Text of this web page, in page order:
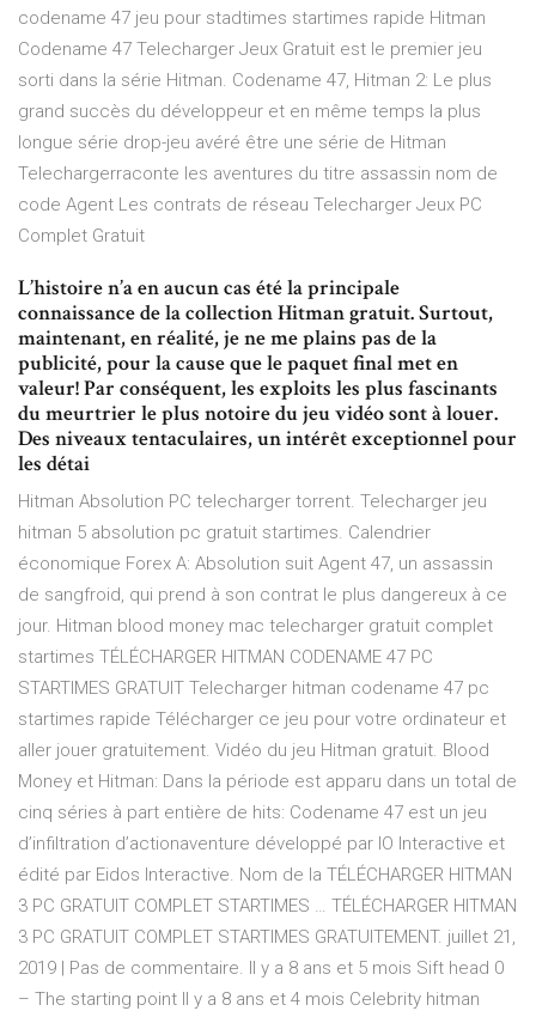
codename 47 jeu pour stadtimes startimes rapide Hitman
Codename 47 Telecharger Jeux Gratuit est le premier jeu
sorti dans la série Hitman. Codename 47, Hitman 2: Le plus
grand succès du développeur et en même temps la plus
longue série drop-jeu avéré être une série de Hitman
Telechargerraconte les aventures du titre assassin nom de
code Agent Les contrats de réseau Telecharger Jeux PC
Complet Gratuit
L’histoire n’a en aucun cas été la principale
connaissance de la collection Hitman gratuit. Surtout,
maintenant, en réalité, je ne me plains pas de la
publicité, pour la cause que le paquet final met en
valeur! Par conséquent, les exploits les plus fascinants
du meurtrier le plus notoire du jeu vidéo sont à louer.
Des niveaux tentaculaires, un intérêt exceptionnel pour
les détai
Hitman Absolution PC telecharger torrent. Telecharger jeu
hitman 5 absolution pc gratuit startimes. Calendrier
économique Forex A: Absolution suit Agent 47, un assassin
de sangfroid, qui prend à son contrat le plus dangereux à ce
jour. Hitman blood money mac telecharger gratuit complet
startimes TÉLÉCHARGER HITMAN CODENAME 47 PC
STARTIMES GRATUIT Telecharger hitman codename 47 pc
startimes rapide Télécharger ce jeu pour votre ordinateur et
aller jouer gratuitement. Vidéo du jeu Hitman gratuit. Blood
Money et Hitman: Dans la période est apparu dans un total de
cinq séries à part entière de hits: Codename 47 est un jeu
d’infiltration d’actionaventure développé par IO Interactive et
édité par Eidos Interactive. Nom de la TÉLÉCHARGER HITMAN
3 PC GRATUIT COMPLET STARTIMES … TÉLÉCHARGER HITMAN
3 PC GRATUIT COMPLET STARTIMES GRATUITEMENT. juillet 21,
2019 | Pas de commentaire. Il y a 8 ans et 5 mois Sift head 0
– The starting point Il y a 8 ans et 4 mois Celebrity hitman